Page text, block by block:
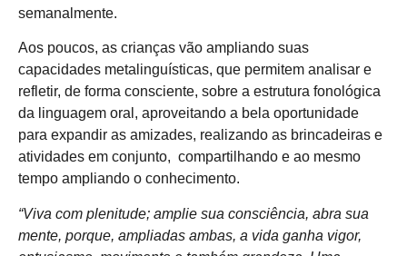
semanalmente.
Aos poucos, as crianças vão ampliando suas
capacidades metalinguísticas, que permitem analisar e
refletir, de forma consciente, sobre a estrutura fonológica
da linguagem oral, aproveitando a bela oportunidade
para expandir as amizades, realizando as brincadeiras e
atividades em conjunto, compartilhando e ao mesmo
tempo ampliando o conhecimento.
“Viva com plenitude; amplie sua consciência, abra sua
mente, porque, ampliadas ambas, a vida ganha vigor,